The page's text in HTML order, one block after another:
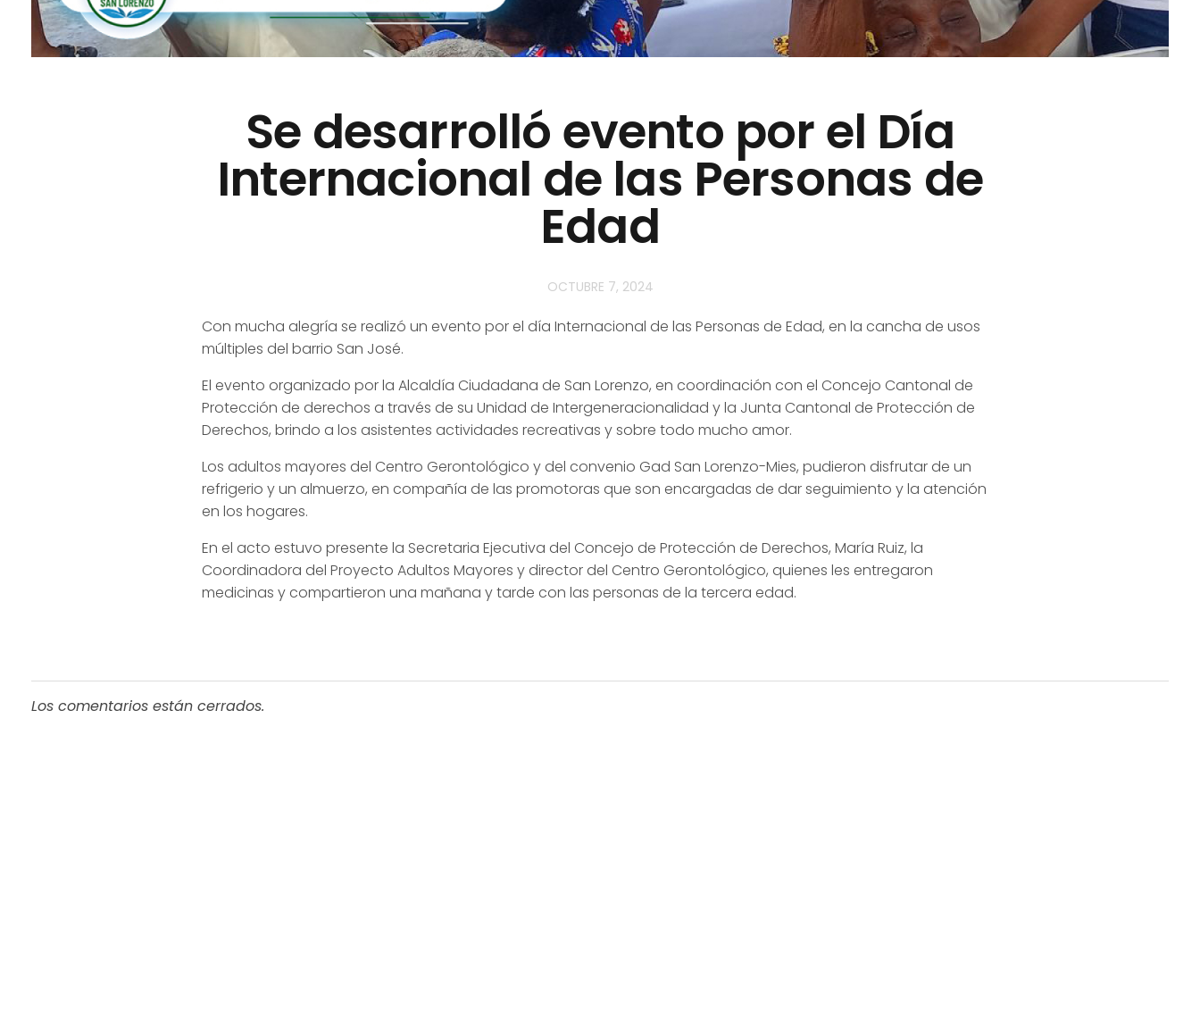
Se desarrolló evento por el Día
Internacional de las Personas de
Edad
OCTUBRE 7, 2024
Con mucha alegría se realizó un evento por el día Internacional de las Personas de Edad, en la cancha de usos
múltiples del barrio San José.
El evento organizado por la Alcaldía Ciudadana de San Lorenzo, en coordinación con el Concejo Cantonal de
Protección de derechos a través de su Unidad de Intergeneracionalidad y la Junta Cantonal de Protección de
Derechos, brindo a los asistentes actividades recreativas y sobre todo mucho amor.
Los adultos mayores del Centro Gerontológico y del convenio Gad San Lorenzo-Mies, pudieron disfrutar de un
refrigerio y un almuerzo, en compañía de las promotoras que son encargadas de dar seguimiento y la atención
en los hogares.
En el acto estuvo presente la Secretaria Ejecutiva del Concejo de Protección de Derechos, María Ruiz, la
Coordinadora del Proyecto Adultos Mayores y director del Centro Gerontológico, quienes les entregaron
medicinas y compartieron una mañana y tarde con las personas de la tercera edad.
Los comentarios están cerrados.